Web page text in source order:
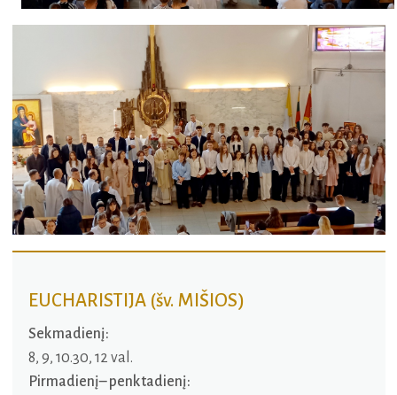
EUCHARISTIJA (šv. MIŠIOS)
Sekmadienį:
8, 9, 10.30, 12 val.
Pirmadienį– penktadienį: